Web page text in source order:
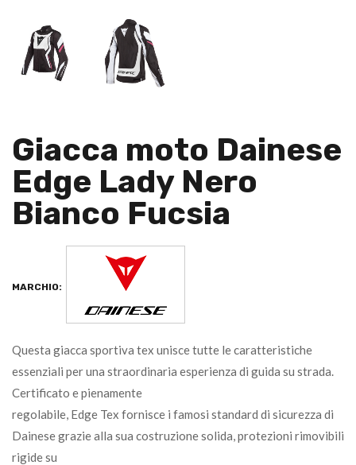
Giacca moto Dainese
Edge Lady Nero
Bianco Fucsia
MARCHIO:
Questa giacca sportiva tex unisce tutte le caratteristiche
essenziali per una straordinaria esperienza di guida su strada.
Certificato e pienamente
regolabile, Edge Tex fornisce i famosi standard di sicurezza di
Dainese grazie alla sua costruzione solida, protezioni rimovibili
rigide su